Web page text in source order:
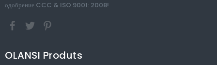
одобрение CCC & ISO 9001: 2008!
OLANSI Produts